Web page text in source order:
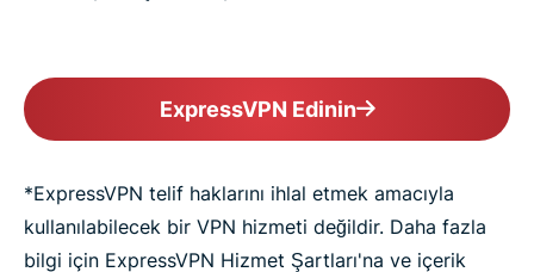
ExpressVPN Edinin
*ExpressVPN telif haklarını ihlal etmek amacıyla
kullanılabilecek bir VPN hizmeti değildir. Daha fazla
bilgi için ExpressVPN Hizmet Şartları'na ve içerik